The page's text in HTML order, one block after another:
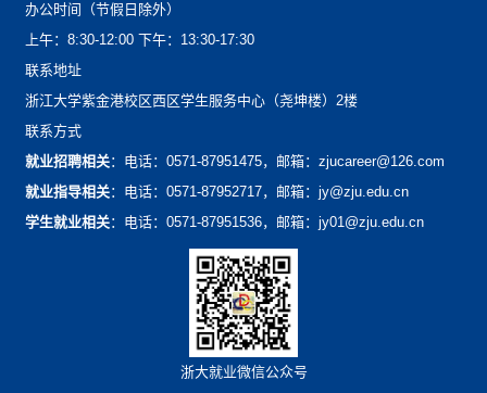
办公时间（节假日除外）
上午：8:30-12:00下午：13:30-17:30
联系地址
浙江大学紫金港校区西区学生服务中心（尧坤楼）2楼
联系方式
就业招聘相关：电话：0571-87951475，邮箱：zjucareer@126.com
就业指导相关：电话：0571-87952717，邮箱：jy@zju.edu.cn
学生就业相关：电话：0571-87951536，邮箱：jy01@zju.edu.cn
浙大就业微信公众号